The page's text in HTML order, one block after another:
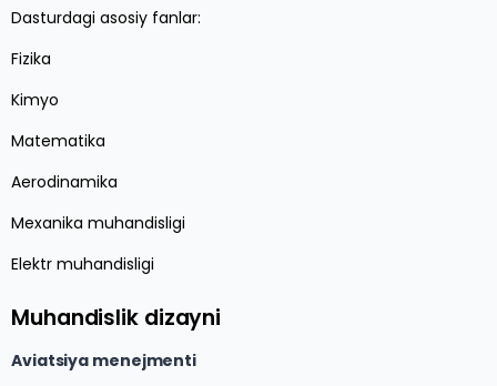
Dasturdagi asosiy fanlar:
Fizika
Kimyo
Matematika
Aerodinamika
Mexanika muhandisligi
Elektr muhandisligi
Muhandislik dizayni
Aviatsiya menejmenti